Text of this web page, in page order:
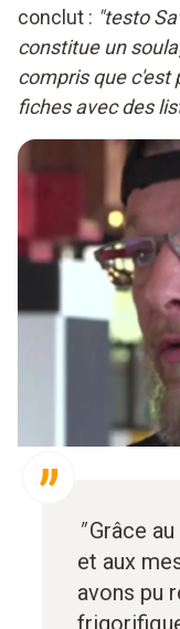
conclut : "testo
constitue un
compris que c'est
fiches avec des
"Grâce
et aux
avons pu